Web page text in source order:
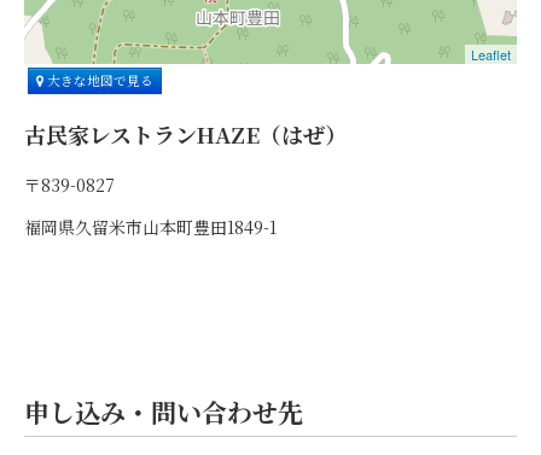
Leaflet
大きな地図で見る
古民家レストランHAZE（はぜ）
〒839-0827
福岡県久留米市山本町豊田1849-1
申し込み・問い合わせ先